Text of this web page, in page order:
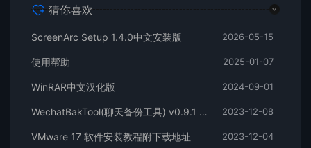
猜你喜欢
ScreenArc Setup 1.4.0中文安装版 2026-05-15
使用帮助 2025-01-07
WinRAR中文汉化版 2024-09-01
WechatBakTool(聊天备份工具) v0.9.1 – 相逢储物站 2023-12-08
VMware 17 软件安装教程附下载地址 2023-12-04